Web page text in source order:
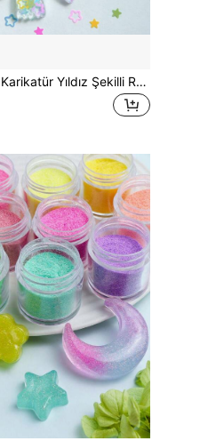
5g Sevimli Karikatür Yıldız Şekilli Reçine Simli Dolgu, Makaron Işıltılı Açık İşleme Yıldız Pul Reçine El Sanatları Malzemesi, Epoksi Reçine Dolgusu İçin